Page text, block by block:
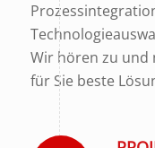
Wir hören zu und
für Sie beste